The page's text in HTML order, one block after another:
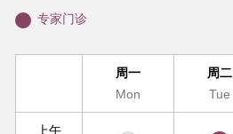
专家门诊
周一
Mon
周二
Tue
上午